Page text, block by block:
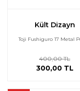
Kült Dizayn
Toji Fushiguro 17 Metal
400,00 TL
300,00 TL